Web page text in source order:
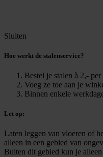
Sluiten
Hoe werkt de stalenservice?
Bestel je stalen à 2,-
Voeg ze toe aan je
Binnen enkele
Let op:
Laten leggen van vloeren of
alleen in een gebied van
Buiten dit gebied kun je